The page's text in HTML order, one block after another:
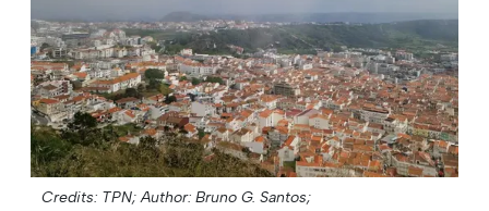
Credits: TPN; Author: Bruno G. Santos;